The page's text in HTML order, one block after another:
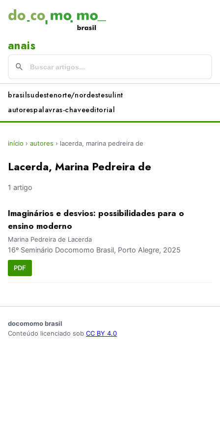
anais
brasilsudestenorte/nordestesulint
autorespalavras-chaveeditorial
início › autores › lacerda, marina pedreira de
Lacerda, Marina Pedreira de
1 artigo
Imaginários e desvios: possibilidades para o
ensino moderno
Marina Pedreira de Lacerda
16º Seminário Docomomo Brasil, Porto Alegre, 2025
PDF
docomomo brasil
Conteúdo licenciado sob CC BY 4.0